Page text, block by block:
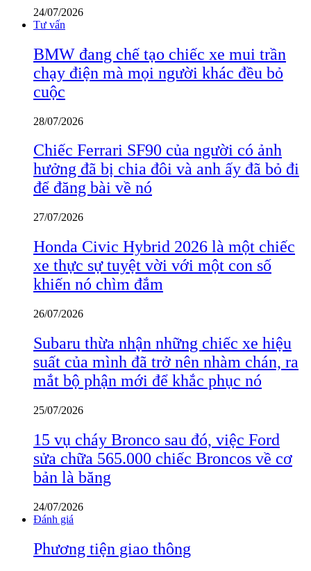
24/07/2026
Tư vấn
BMW đang chế tạo chiếc xe mui trần
chạy điện mà mọi người khác đều bỏ
cuộc
28/07/2026
Chiếc Ferrari SF90 của người có ảnh
hưởng đã bị chia đôi và anh ấy đã bỏ đi
để đăng bài về nó
27/07/2026
Honda Civic Hybrid 2026 là một chiếc
xe thực sự tuyệt vời với một con số
khiến nó chìm đắm
26/07/2026
Subaru thừa nhận những chiếc xe hiệu
suất của mình đã trở nên nhàm chán, ra
mắt bộ phận mới để khắc phục nó
25/07/2026
15 vụ cháy Bronco sau đó, việc Ford
sửa chữa 565.000 chiếc Broncos về cơ
bản là băng
24/07/2026
Đánh giá
Phương tiện giao thông